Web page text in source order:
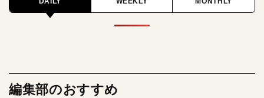
編集部のおすすめ